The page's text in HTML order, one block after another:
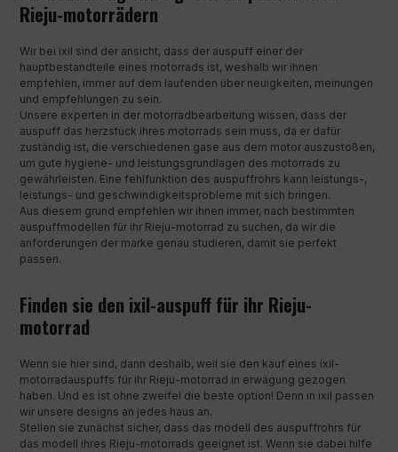
Rieju-motorrädern
Wir bei ixil sind der ansicht, dass der auspuff einer der
hauptbestandteile eines motorrads ist, weshalb wir ihnen
empfehlen, immer auf dem laufenden über neuigkeiten, meinungen
und empfehlungen zu sein.
Unsere experten in der motorradbearbeitung wissen, dass der
auspuff das herzstück ihres motorrads sein muss, da er dafür
zuständig ist, die verschiedenen gase aus dem motor auszustoßen,
um gute hygiene- und leistungsgrundlagen des motorrads zu
gewährleisten. Eine fehlfunktion des auspuffrohrs kann leistungs-,
leistungs- und geschwindigkeitsprobleme mit sich bringen.
Aus diesem grund empfehlen wir ihnen immer, nach bestimmten
auspuffmodellen für ihr Rieju-motorrad zu suchen, da wir die
anforderungen der marke genau studieren, damit sie perfekt
passen.
Finden sie den ixil-auspuff für ihr Rieju-
motorrad
Wenn sie hier sind, dann deshalb, weil sie den kauf eines ixil-
motorradauspuffs für ihr Rieju-motorrad in erwägung gezogen
haben. Und es ist ohne zweifel die beste option! Denn in ixil passen
wir unsere designs an jedes haus an.
Stellen sie zunächst sicher, dass das modell des auspuffrohrs für
das modell ihres Rieju-motorrads geeignet ist. Wenn sie dabei hilfe